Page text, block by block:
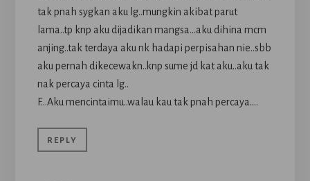
tak pnah sygkan aku lg..mungkin akibat parut
lama..tp knp aku dijadikan mangsa…aku dihina mcm
anjing..tak terdaya aku nk hadapi perpisahan nie..sbb
aku pernah dikecewakn..knp sume jd kat aku..aku tak
nak percaya cinta lg..
F…Aku mencintaimu..walau kau tak pnah percaya….
REPLY